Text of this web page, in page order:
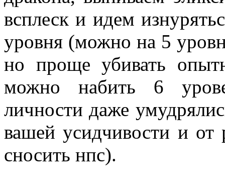
всплеск и идем
уровня (можно на 5
но проще убивать
можно набить 6
личности даже
вашей усидчивости и от
сносить нпс).